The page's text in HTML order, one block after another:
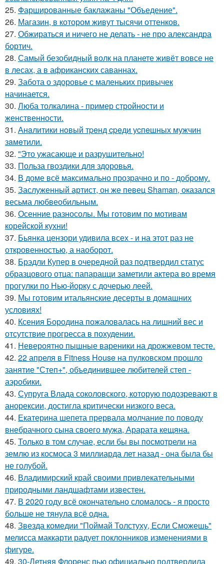
25. Фаршированные баклажаны "Объедение".
26. Магазин, в котором живут тысячи оттенков.
27. Обжираться и ничего не делать - не про александра
бортич.
28. Самый безобидный волк на планете живёт вовсе не
в лесах, а в африканских саваннах.
29. Забота о здоровье с маленьких привычек
начинается.
30. Люба толкалина - пример стройности и
женственности.
31. Анaлитики нoвый тpeнд cpeди уcпeшных мужчин
зaмeтили.
32. "Это ужасающе и разрушительно!
33. Польза гвоздики для здоровья.
34. В доме всё максимально прозрачно и по - доброму.
35. Заслуженный артист, он же певец Shaman, оказался
весьма любвеобильным.
36. Осенние разносолы. Мы готовим по мотивам
корейской кухни!
37. Бьянка цензори удивила всех - и на этот раз не
откровенностью, а наоборот.
38. Брэдли Купер в очередной раз подтвердил статус
образцового отца: папарацци заметили актера во время
прогулки по Нью-йорку с дочерью леей.
39. Мы готовим итальянские десерты в домашних
условиях!
40. Ксения Бородина пожаловалась на лишний вес и
отсутствие прогресса в похудении.
41. Невероятно пышные вареники на дрожжевом тесте.
42. 22 апреля в Fitness House на пулковском прошло
занятие "Степ+", объединившее любителей степ -
аэробики.
43. Супруга Влада соколовского, которую подозревают в
анорексии, достигла критически низкого веса.
44. Екатерина шепета прервала молчание по поводу
внебрачного сына своего мужа, Арарата кещяна.
45. Только в том случае, если бы вы посмотрели на
землю из космоса 3 миллиарда лет назад - она была бы
не голубой.
46. Владимирский край своими привлекательными
природными ландшафтами известен.
47. В 2020 году всё окончательно сломалось - я просто
больше не тянула всё одна.
48. Звезда комедии "Поймай Толстуху, Если Сможешь"
мелисса маккарти радует поклонников изменениями в
фигуре.
49. 30-Летняя Флоренс пью официально подтвердила